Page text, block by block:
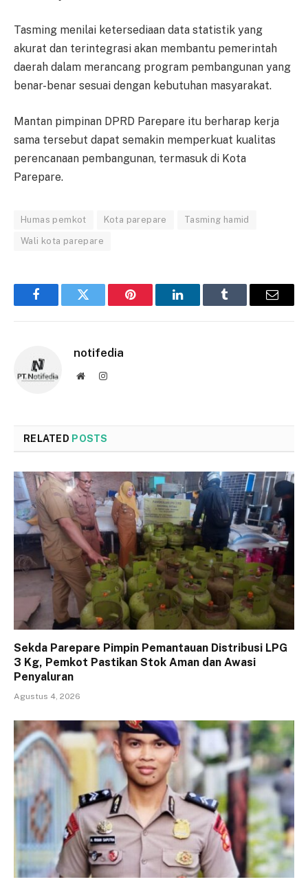
Tasming menilai ketersediaan data statistik yang
akurat dan terintegrasi akan membantu pemerintah
daerah dalam merancang program pembangunan yang
benar-benar sesuai dengan kebutuhan masyarakat.
Mantan pimpinan DPRD Parepare itu berharap kerja
sama tersebut dapat semakin memperkuat kualitas
perencanaan pembangunan, termasuk di Kota
Parepare.
Humas pemkot Kota parepare Tasming hamid
Wali kota parepare
FacebookTwitter Pinterest LinkedInTumblr Email
notifedia
WebsiteInstagram
RELATED POSTS
Sekda Parepare Pimpin Pemantauan Distribusi LPG
3 Kg, Pemkot Pastikan Stok Aman dan Awasi
Penyaluran
Agustus 4, 2026